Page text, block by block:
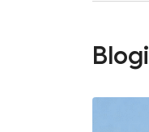
Blogi